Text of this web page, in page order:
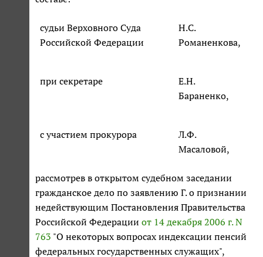
судьи Верховного Суда
Российской Федерации
Н.С.
Романенкова,
при секретаре
Е.Н.
Бараненко,
с участием прокурора
Л.Ф.
Масаловой,
рассмотрев в открытом судебном заседании
гражданское дело по заявлению Г. о признании
недействующим Постановления Правительства
Российской Федерации от 14 декабря 2006 г. N
763 "О некоторых вопросах индексации пенсий
федеральных государственных служащих",